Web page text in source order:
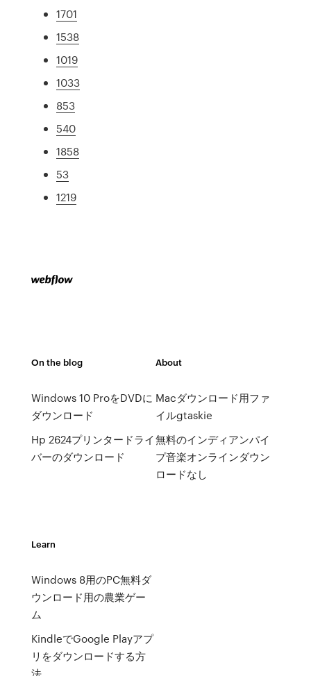
1701
1538
1019
1033
853
540
1858
53
1219
On the blog
Windows 10 ProをDVDに
ダウンロード
Hp 2624プリンタードライ
バーのダウンロード
About
Macダウンロード用ファ
イルgtaskie
無料のインディアンパイ
プ音楽オンラインダウン
ロードなし
Learn
Windows 8用のPC無料ダ
ウンロード用の農業ゲー
ム
KindleでGoogle Playアプ
リをダウンロードする方
法